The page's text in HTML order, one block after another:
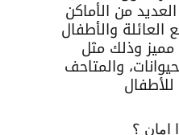
من الأماكن
العائلة والأطفال
وذلك مثل
والمتاحف
امان ؟